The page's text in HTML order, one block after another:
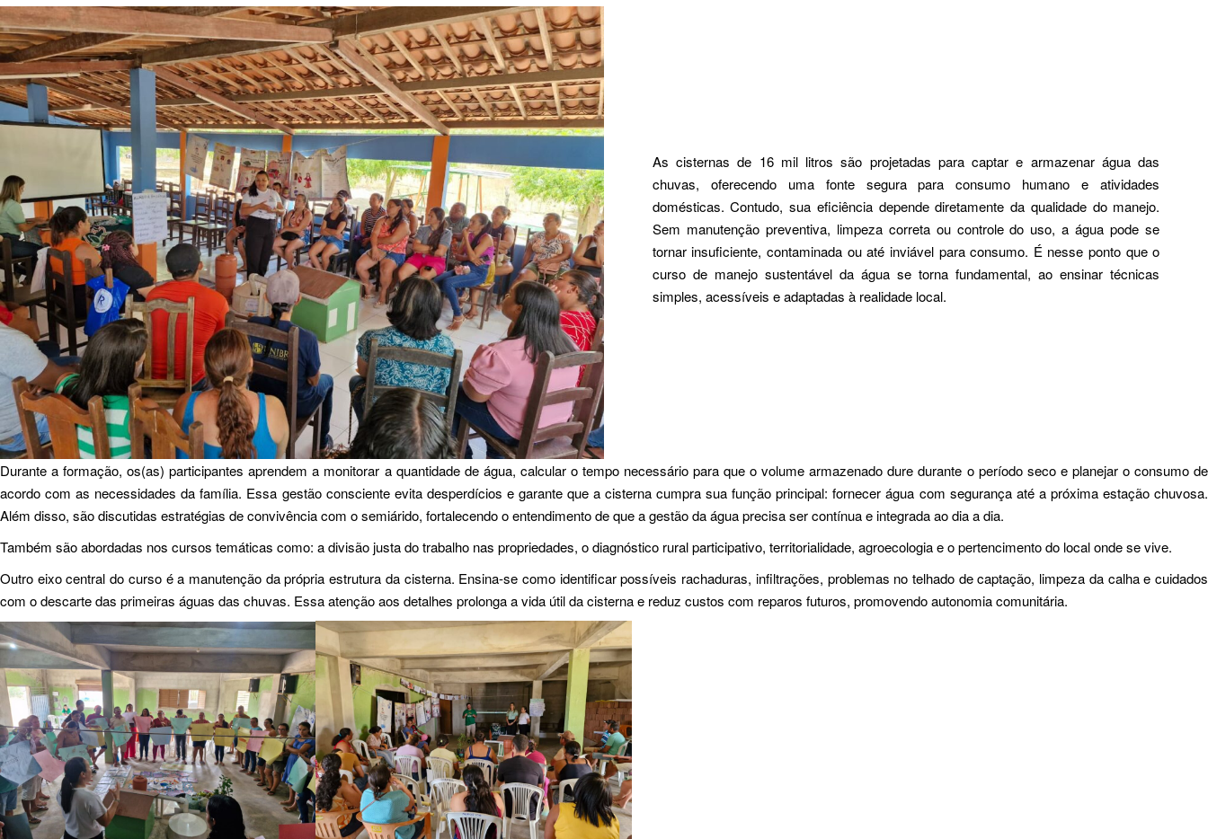
As cisternas de 16 mil litros são projetadas para captar e armazenar água das
chuvas, oferecendo uma fonte segura para consumo humano e atividades
domésticas. Contudo, sua eficiência depende diretamente da qualidade do manejo.
Sem manutenção preventiva, limpeza correta ou controle do uso, a água pode se
tornar insuficiente, contaminada ou até inviável para consumo. É nesse ponto que o
curso de manejo sustentável da água se torna fundamental, ao ensinar técnicas
simples, acessíveis e adaptadas à realidade local.
Durante a formação, os(as) participantes aprendem a monitorar a quantidade de água, calcular o tempo necessário para que o volume armazenado dure durante o período seco e planejar o consumo de
acordo com as necessidades da família. Essa gestão consciente evita desperdícios e garante que a cisterna cumpra sua função principal: fornecer água com segurança até a próxima estação chuvosa.
Além disso, são discutidas estratégias de convivência com o semiárido, fortalecendo o entendimento de que a gestão da água precisa ser contínua e integrada ao dia a dia.
Também são abordadas nos cursos temáticas como: a divisão justa do trabalho nas propriedades, o diagnóstico rural participativo, territorialidade, agroecologia e o pertencimento do local onde se vive.
Outro eixo central do curso é a manutenção da própria estrutura da cisterna. Ensina-se como identificar possíveis rachaduras, infiltrações, problemas no telhado de captação, limpeza da calha e cuidados
com o descarte das primeiras águas das chuvas. Essa atenção aos detalhes prolonga a vida útil da cisterna e reduz custos com reparos futuros, promovendo autonomia comunitária.